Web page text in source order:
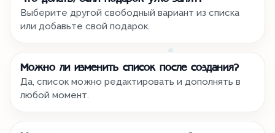
Выберите другой свободный вариант из списка
или добавьте свой подарок.
Можно ли изменить список после создания?
Да, список можно редактировать и дополнять в
любой момент.